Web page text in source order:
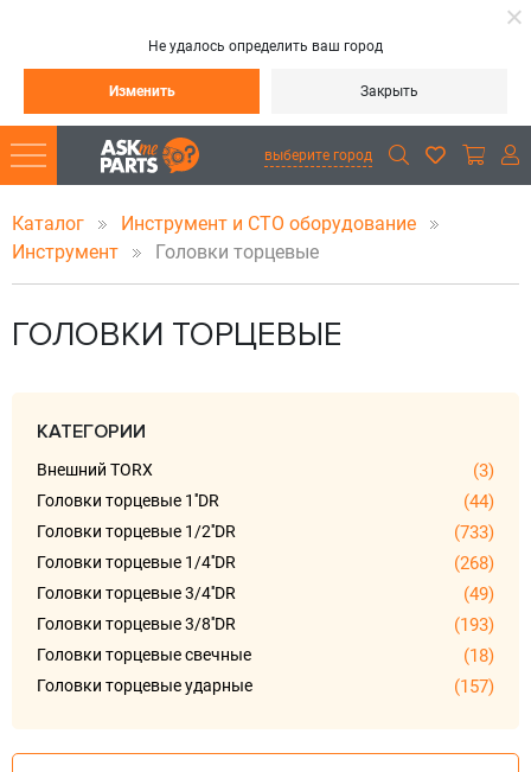
Не удалось определить ваш город
Изменить Закрыть
выберите город
Каталог
Инструмент и СТО оборудование
Инструмент
Головки торцевые
ГОЛОВКИ ТОРЦЕВЫЕ
КАТЕГОРИИ
Внешний TORX (3)
Головки торцевые 1''DR (44)
Головки торцевые 1/2''DR (733)
Головки торцевые 1/4''DR (268)
Головки торцевые 3/4''DR (49)
Головки торцевые 3/8''DR (193)
Головки торцевые cвечные (18)
Головки торцевые ударные (157)